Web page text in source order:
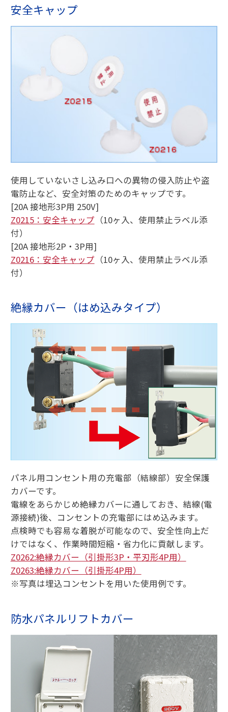
安全キャップ
使用していないさし込み口への異物の侵入防止や盗
電防止など、安全対策のためのキャップです。
[20A 接地形3P用 250V]
Z0215：安全キャップ （10ヶ入、使用禁止ラベル添
付）
[20A 接地形2P・3P用]
Z0216：安全キャップ （10ヶ入、使用禁止ラベル添
付）
絶縁カバー（はめ込みタイプ）
パネル用コンセント用の充電部（結線部）安全保護
カバーです。
電線をあらかじめ絶縁カバーに通しておき、結線(電
源接続)後、コンセントの充電部にはめ込みます。
点検時でも容易な着脱が可能なので、安全性向上だ
けではなく、作業時間短縮・省力化に貢献します。
Z0262:絶縁カバー（引掛形3P・平刃形4P用）
Z0263:絶縁カバー（引掛形4P用）
※写真は埋込コンセントを用いた使用例です。
防水パネルリフトカバー